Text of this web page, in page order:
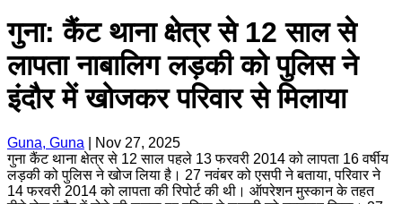
गुना: कैंट थाना क्षेत्र से 12 साल से
लापता नाबालिग लड़की को पुलिस ने
इंदौर में खोजकर परिवार से मिलाया
Guna, Guna
Nov 27, 2025
गुना कैंट थाना क्षेत्र से 12 साल पहले 13 फरवरी 2014 को लापता 16 वर्षीय
लड़की को पुलिस ने खोज लिया है। 27 नवंबर को एसपी ने बताया, परिवार ने
14 फरवरी 2014 को लापता की रिपोर्ट की थी। ऑपरेशन मुस्कान के तहत